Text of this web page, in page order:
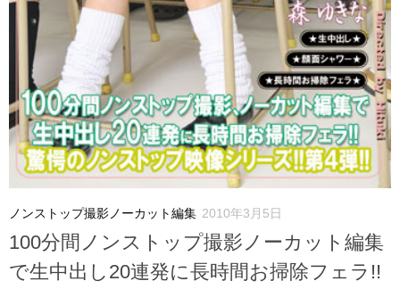
ノンストップ撮影ノーカット編集 2010年3月5日
100分間ノンストップ撮影ノーカット編集
で生中出し20連発に長時間お掃除フェラ!!